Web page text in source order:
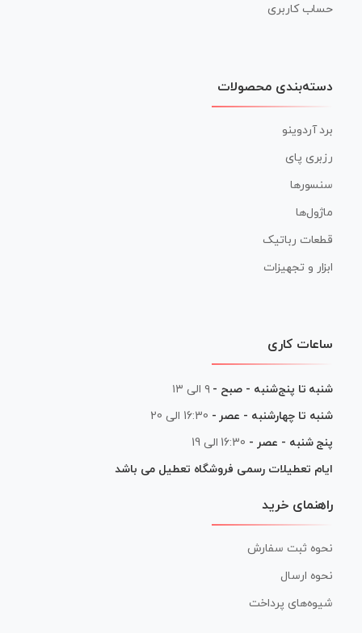
حساب کاربری
دسته‌بندی محصولات
برد آردوینو
رزبری پای
سنسورها
ماژول‌ها
قطعات رباتیک
ابزار و تجهیزات
ساعات کاری
شنبه تا پنج‌شنبه - صبح - ۹ الی ۱۳
شنبه تا چهارشنبه - عصر - 16:30 الی 20
پنج شنبه - عصر - 16:30 الی 19
ایام تعطیلات رسمی فروشگاه تعطیل می باشد
راهنمای خرید
نحوه ثبت سفارش
نحوه ارسال
شیوه‌های پرداخت